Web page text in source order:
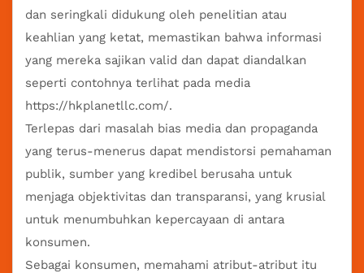
dan seringkali didukung oleh penelitian atau
keahlian yang ketat, memastikan bahwa informasi
yang mereka sajikan valid dan dapat diandalkan
seperti contohnya terlihat pada media
https://hkplanetllc.com/.
Terlepas dari masalah bias media dan propaganda
yang terus-menerus dapat mendistorsi pemahaman
publik, sumber yang kredibel berusaha untuk
menjaga objektivitas dan transparansi, yang krusial
untuk menumbuhkan kepercayaan di antara
konsumen.
Sebagai konsumen, memahami atribut-atribut itu